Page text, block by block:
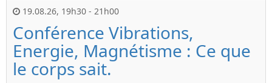
19.08.26, 19h30 - 21h00
Conférence Vibrations,
Energie, Magnétisme : Ce que
le corps sait.